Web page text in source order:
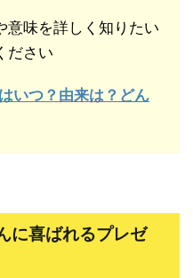
味を詳しく知りたい
ださい
いつ？由来は？どん
に喜ばれるプレゼ